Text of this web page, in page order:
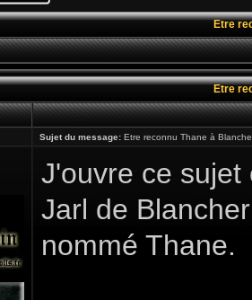
Etre
Etre
Sujet du message: Etre reconnu Thane à
J'ouvre ce
Jarl de
nommé Thane.